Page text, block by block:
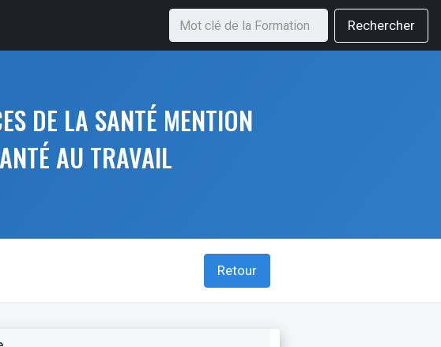
Rechercher
DE LA SANTÉ MENTION
AU TRAVAIL
Retour